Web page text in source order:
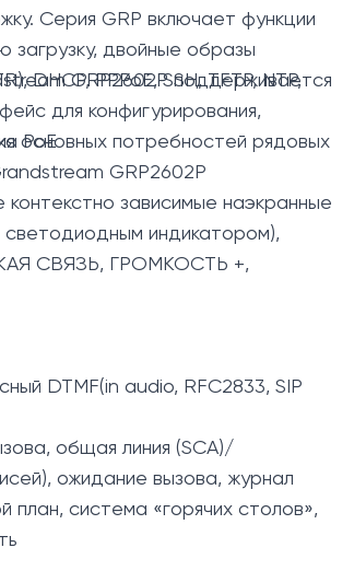
Серия GRP включает функции
загрузку, двойные образы
GRP2602P поддерживается
для конфигурирования,
основных потребностей рядовых
GRP2602P
DHCP, PPPoE, SSH, TFTP, NTP,
PoE
зависимые наэкранные
светодиодным индикатором),
СВЯЗЬ, ГРОМКОСТЬ +,
DTMF(in audio, RFC2833, SIP
общая линия (SCA)/
ожидание вызова, журнал
план, система «горячих столов»,